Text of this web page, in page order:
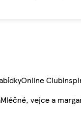
Online Club
Mléčné, vejce a